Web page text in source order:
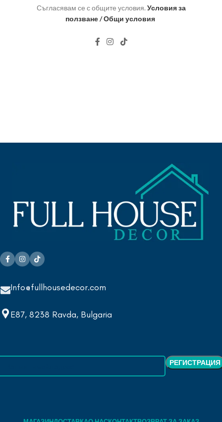
Съгласявам се с общите условия. Условия за
ползване / Общи условия
Info@fullhousedecor.com
E87, 8238 Ravda, Bulgaria